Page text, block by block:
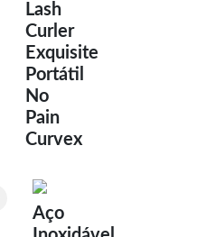
Lash
Curler
Exquisite
Portátil
No
Pain
Curvex
Aço